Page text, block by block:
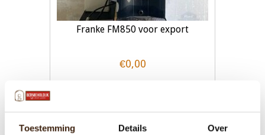
Toestemming Details Over
Franke FM850 voor export
€0,00